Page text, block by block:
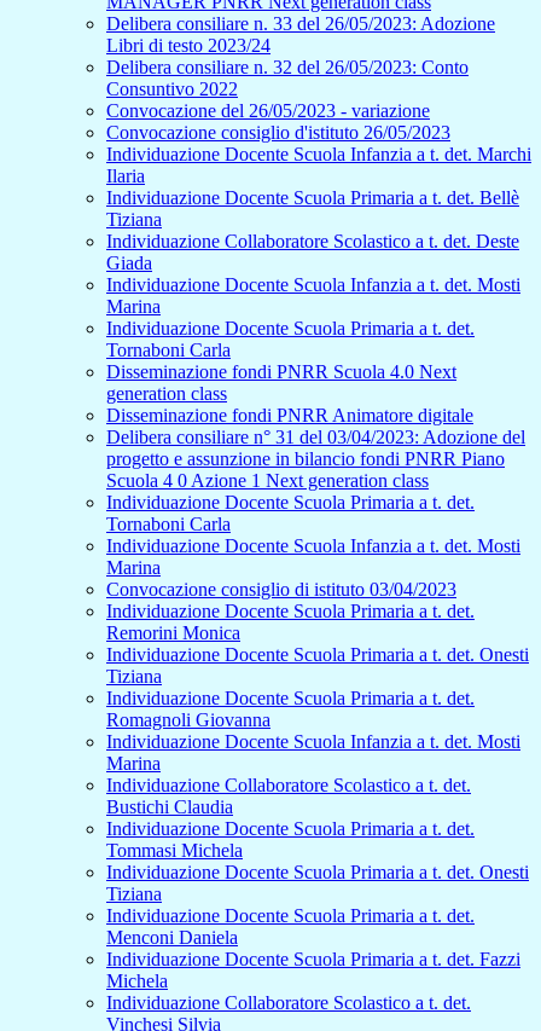
Delibera consiliare n. 33 del 26/05/2023: Adozione
Libri di testo 2023/24
Delibera consiliare n. 32 del 26/05/2023: Conto
Consuntivo 2022
Convocazione del 26/05/2023 - variazione
Convocazione consiglio d'istituto 26/05/2023
Individuazione Docente Scuola Infanzia a t. det. Marchi
Ilaria
Individuazione Docente Scuola Primaria a t. det. Bellè
Tiziana
Individuazione Collaboratore Scolastico a t. det. Deste
Giada
Individuazione Docente Scuola Infanzia a t. det. Mosti
Marina
Individuazione Docente Scuola Primaria a t. det.
Tornaboni Carla
Disseminazione fondi PNRR Scuola 4.0 Next
generation class
Disseminazione fondi PNRR Animatore digitale
Delibera consiliare n° 31 del 03/04/2023: Adozione del
progetto e assunzione in bilancio fondi PNRR Piano
Scuola 4 0 Azione 1 Next generation class
Individuazione Docente Scuola Primaria a t. det.
Tornaboni Carla
Individuazione Docente Scuola Infanzia a t. det. Mosti
Marina
Convocazione consiglio di istituto 03/04/2023
Individuazione Docente Scuola Primaria a t. det.
Remorini Monica
Individuazione Docente Scuola Primaria a t. det. Onesti
Tiziana
Individuazione Docente Scuola Primaria a t. det.
Romagnoli Giovanna
Individuazione Docente Scuola Infanzia a t. det. Mosti
Marina
Individuazione Collaboratore Scolastico a t. det.
Bustichi Claudia
Individuazione Docente Scuola Primaria a t. det.
Tommasi Michela
Individuazione Docente Scuola Primaria a t. det. Onesti
Tiziana
Individuazione Docente Scuola Primaria a t. det.
Menconi Daniela
Individuazione Docente Scuola Primaria a t. det. Fazzi
Michela
Individuazione Collaboratore Scolastico a t. det.
Vinchesi Silvia